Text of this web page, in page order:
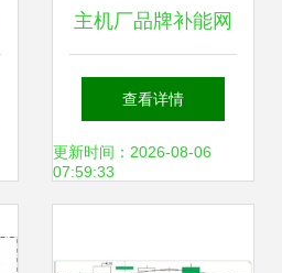
主机厂品牌补能网
络发展白皮书 运筹
谋划，乘势而上
查看详情
更新时间：2026-08-06
07:59:33